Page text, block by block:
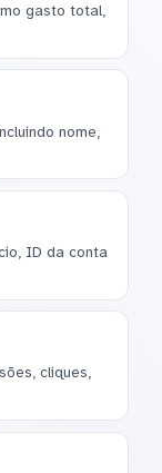
gasto total,
nome,
ID da conta
cliques,